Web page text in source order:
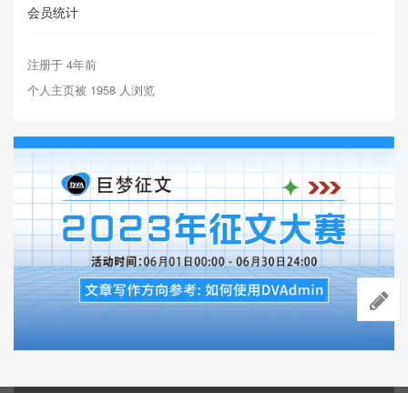
会员统计
注册于 4年前
个人主页被 1958 人浏览